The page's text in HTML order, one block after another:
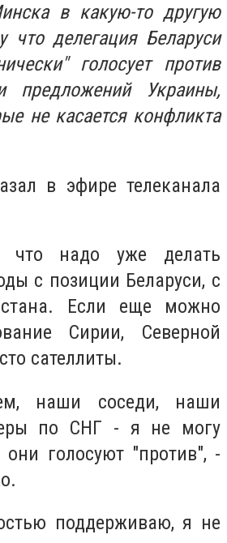
в какую-то другую
что делегация Беларуси
голосует против
Украины,
не касается конфликта
в эфире телеканала
что надо уже делать
с позиции Беларуси, с
Если еще можно
Сирии, Северной
сателлиты.
наши соседи, наши
по СНГ - я не могу
они голосуют "против", -
поддерживаю, я не